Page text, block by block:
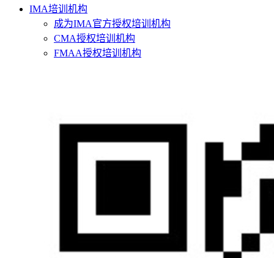
IMA培训机构
成为IMA官方授权培训机构
CMA授权培训机构
FMAA授权培训机构